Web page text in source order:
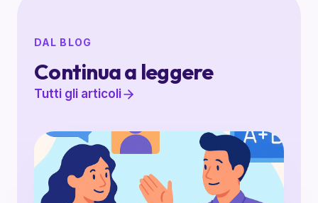
DAL BLOG
Continua a leggere
Tutti gli articoli